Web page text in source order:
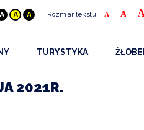
A A A | Rozmiar tekstu: A A A
TURYSTYKA
2021R.